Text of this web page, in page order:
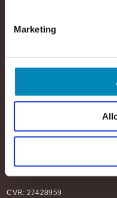
Marketing
SHOWROOM OG WEBSHOP
9200 Aalborg SV
info@justwood.dk
MAN-SØN: 9.00-22.00
CVR: 27428959